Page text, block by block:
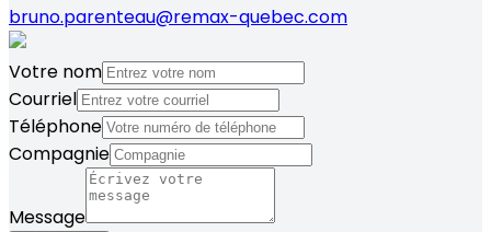
bruno.parenteau@remax-quebec.com
Votre nom
Courriel
Téléphone
Compagnie
Message